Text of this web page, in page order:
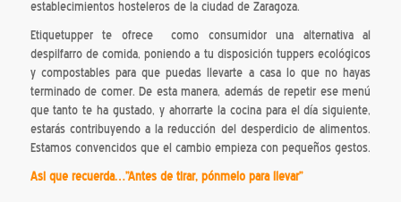
establecimientos hosteleros de la ciudad de Zaragoza.
Etiquetupper te ofrece como consumidor una alternativa al
despilfarro de comida, poniendo a tu disposición tuppers ecológicos
y compostables para que puedas llevarte a casa lo que no hayas
terminado de comer. De esta manera, además de repetir ese menú
que tanto te ha gustado, y ahorrarte la cocina para el día siguiente,
estarás contribuyendo a la reducción del desperdicio de alimentos.
Estamos convencidos que el cambio empieza con pequeños gestos.
Asi que recuerda…”Antes de tirar, pónmelo para llevar”